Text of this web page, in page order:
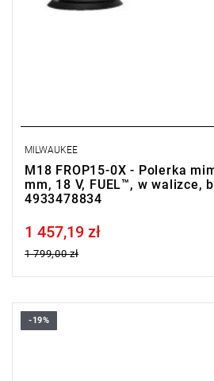
MILWAUKEE
M18 FROP15-0X - Polerka
mm, 18 V, FUEL™, w walizce,
4933478834
Price tax included
1 457,19 zł
1 799,00 zł
Bardzo wydajna polerka mimośrodowa o
-19%